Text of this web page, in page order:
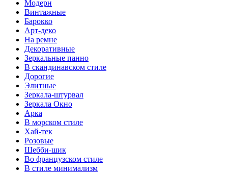
Модерн
Винтажные
Барокко
Арт-деко
На ремне
Декоративные
Зеркальные панно
В скандинавском стиле
Дорогие
Элитные
Зеркала-штурвал
Зеркала Окно
Арка
В морском стиле
Хай-тек
Розовые
Шебби-шик
Во французском стиле
В стиле минимализм